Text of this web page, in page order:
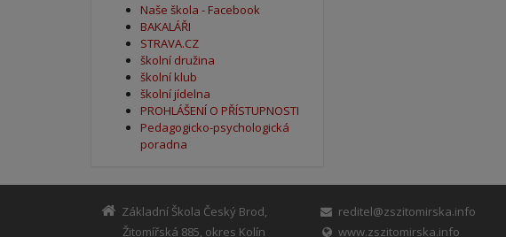
Naše škola - Facebook
BAKALÁŘI
STRAVA.CZ
školní družina
školní klub
školní jídelna
PROHLÁŠENÍ O PŘÍSTUPNOSTI
Pedagogicko-psychologická
poradna
Základní Škola Český Brod,
Žitomířská 885, okres Kolín
reditel@zszitomirska.info
www.zszitomirska.info